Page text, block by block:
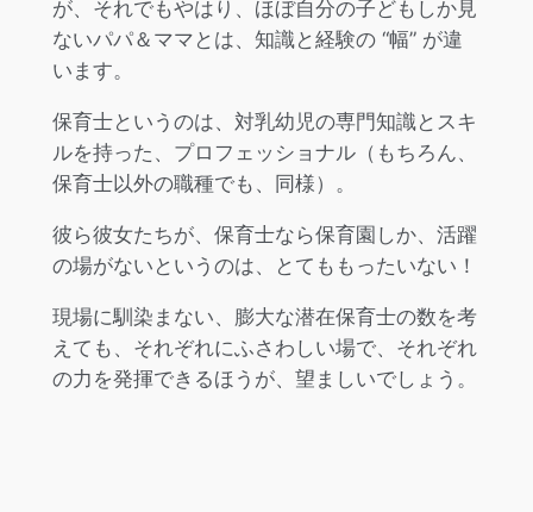
が、それでもやはり、ほぼ自分の子どもしか見
ないパパ＆ママとは、知識と経験の “幅” が違
います。
保育士というのは、対乳幼児の専門知識とスキ
ルを持った、プロフェッショナル（もちろん、
保育士以外の職種でも、同様）。
彼ら彼女たちが、保育士なら保育園しか、活躍
の場がないというのは、とてももったいない！
現場に馴染まない、膨大な潜在保育士の数を考
えても、それぞれにふさわしい場で、それぞれ
の力を発揮できるほうが、望ましいでしょう。